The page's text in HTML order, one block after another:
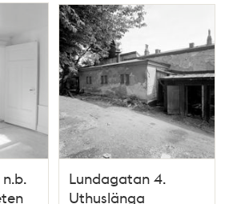
Lundagatan 4.
Uthuslänga